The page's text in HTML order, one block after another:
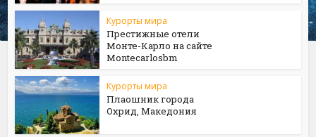
Курорты мира
Престижные отели
Монте-Карло на сайте
Мontecarlosbm
Курорты мира
Плаошник города
Охрид, Македония